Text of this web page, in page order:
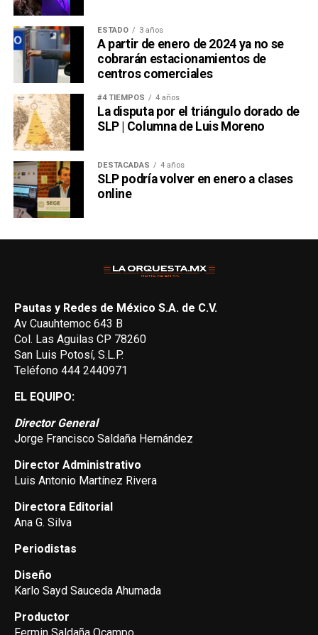
ESTADO 3 años
A partir de enero de 2024 ya no se
cobrarán estacionamientos de
centros comerciales
#4 TIEMPOS 4 años
La disputa por el triángulo dorado de
SLP | Columna de Luis Moreno
DESTACADAS 4 años
SLP podría volver en enero a clases
online
Pautas y Redes de México S.A. de C.V.
Av Cuauhtemoc 643 B
Col. Las Aguilas CP 78260
San Luis Potosí, S.L.P.
Teléfono 444 2440971
EL EQUIPO:
Director General
Jorge Francisco Saldaña Hernández
Director Administrativo
Luis Antonio Martínez Rivera
Directora Editorial
Ana G. Silva
Periodistas
Diseño
Karlo Sayd Sauceda Ahumada
Productor